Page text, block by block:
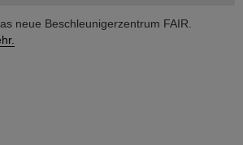
neue Beschleunigerzentrum FAIR.